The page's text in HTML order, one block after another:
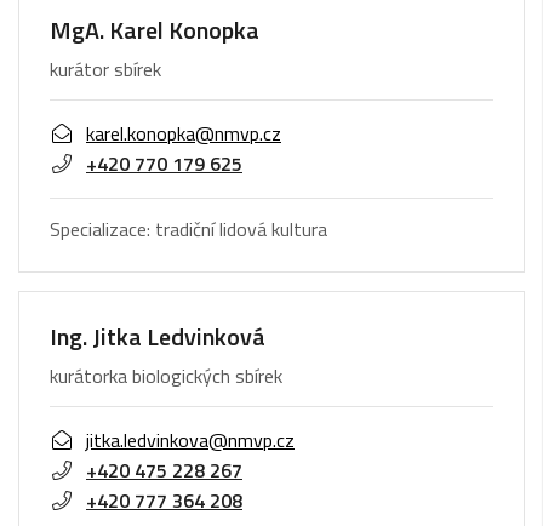
MgA. Karel Konopka
kurátor sbírek
karel.konopka@nmvp.cz
+420 770 179 625
Specializace: tradiční lidová kultura
Ing. Jitka Ledvinková
kurátorka biologických sbírek
jitka.ledvinkova@nmvp.cz
+420 475 228 267
+420 777 364 208